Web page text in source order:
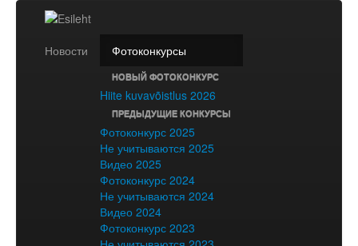
Новости Фотоконкурсы
НОВЫЙ ФОТОКОНКУРС
Hiite kuvavõistlus 2026
ПРЕДЫДУЩИЕ КОНКУРСЫ
Фотоконкурс 2025
Не учитываются 2025
Видео 2025
Фотоконкурс 2024
Не учитываются 2024
Видео 2024
Фотоконкурс 2023